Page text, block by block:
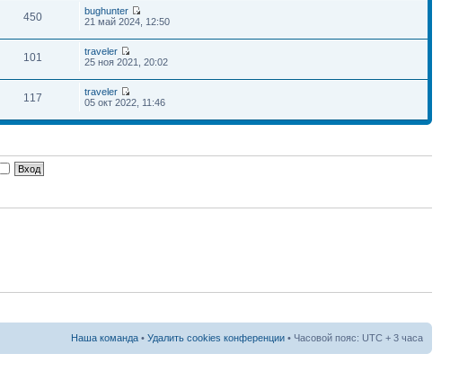
450
bughunter
21 май 2024, 12:50
101
traveler
25 ноя 2021, 20:02
117
traveler
05 окт 2022, 11:46
Наша команда • Удалить cookies конференции • Часовой пояс: UTC + 3 часа